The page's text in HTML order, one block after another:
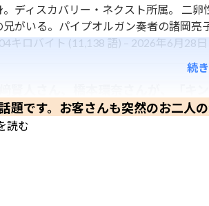
。ディスカバリー・ネクスト所属。 二
兄がいる。パイプオルガン奏者の諸岡亮
キロバイト (11,138 語) – 2026年6月28
人さん、橋本環奈さんが、「キ
題です。お客さんも突然のお二人
読む
続